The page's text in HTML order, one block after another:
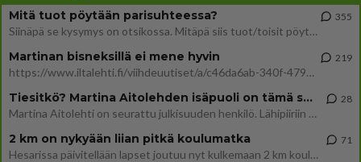
Mitä tuot pöytään parisuhteessa?
Siinäpä se kysymys on otsikossa. Mitäpä siis tuot/toisit pöytään parisuhteessa? Oletko mies vai nainen? Koetko sen mitä
355
Martinan bisneksillä ei mene hyvin
https://www.iltalehti.fi/viihdeuutiset/a/c46da6ab-340f-4790-aaa7-0865eed2336 Yrityksen konkurssihakemus on tullut kärä
219
Tiesitkö? Martina Aitolehden isäpuoli on tämä suosittu laulaja
Martina Aitolehti on seurattu julkisuuden henkilö. Lähipiiriin mahtuu muitakin tunnettuja henkilöitä. Tiesitkö, että Ma
28
2 km on nykyään liian pitkä koulumatka
Hesarissa päivitellään lapset joutuu nyt kulkemaan 2 km kouluun jösses. Ruostefillarilla tuo matka menee vaikka miten äk
71